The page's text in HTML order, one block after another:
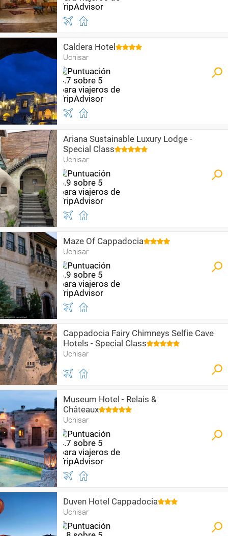
Caldera Hotel
Uchisar
Ariana Sustainable Luxury Lodge -
Special Class
Uchisar
Maze Of Cappadocia
Uchisar
Cappadocia Fairy Chimneys Selfie Cave
Hotels - Special Class
Uchisar
Museum Hotel - Relais &
Châteaux
Uchisar
Duven Hotel Cappadocia
Uchisar